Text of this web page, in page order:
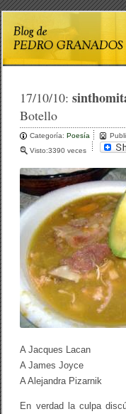
17/10/10:
Botello
Categoría:Poesía
Visto:3390 veces
A Jacques Lacan
A James Joyce
A Alejandra Pizarnik
En verdad la culpa